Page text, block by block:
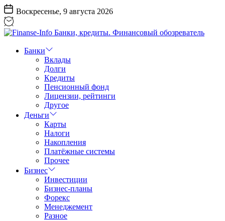
Перейти
к
содержанию
Воскресенье, 9 августа 2026
Info
Финансовый
обозреватель
Банки
Вклады
Долги
Кредиты
Пенсионный фонд
Лицензии, рейтинги
Другое
Деньги
Карты
Налоги
Накопления
Платёжные системы
Прочее
Бизнес
Инвестиции
Бизнес-планы
Форекс
Менеджемент
Разное